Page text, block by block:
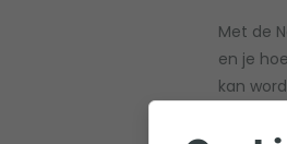
Met de
en je
kan